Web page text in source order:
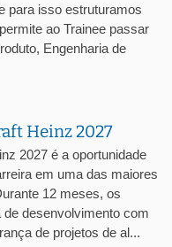
para isso estruturamos
ao Trainee passar
Engenharia de
Heinz 2027
2027 é a oportunidade
em uma das maiores
12 meses, os
desenvolvimento com
de projetos de al...